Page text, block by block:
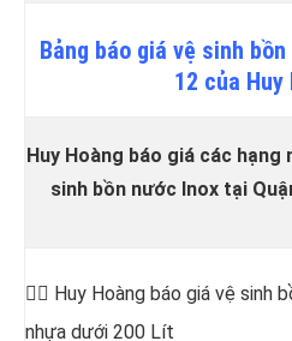
Bảng báo giá vệ sinh
12 của Huy
Huy Hoàng báo giá các hạng
sinh bồn nước Inox tại
👷‍♂️ Huy Hoàng báo giá vệ sinh
nhựa dưới 200 Lít